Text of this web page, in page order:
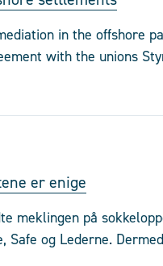
in the offshore
with the unions
er enige
meklingen på
Safe og Lederne.